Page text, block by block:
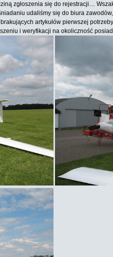
zgłoszenia się do rejestracji…
udaliśmy się do biura
artykułów pierwszej
i weryfikacji na okoliczność